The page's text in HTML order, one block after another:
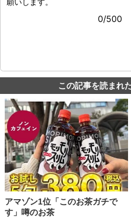
この記事を読まれ
アマゾン1位「このお茶ガチで
す」噂のお茶